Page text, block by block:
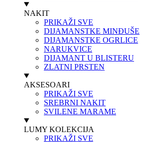
NAKIT
PRIKAŽI SVE
DIJAMANSTKE MINĐUŠE
DIJAMANSTKE OGRLICE
NARUKVICE
DIJAMANT U BLISTERU
ZLATNI PRSTEN
AKSESOARI
PRIKAŽI SVE
SREBRNI NAKIT
SVILENE MARAME
LUMY KOLEKCIJA
PRIKAŽI SVE